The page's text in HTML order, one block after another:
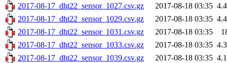
2017-08-17_dht22_sensor_1027.csv.gz
2017-08-18 03:35
2017-08-17_dht22_sensor_1029.csv.gz
2017-08-18 03:35
2017-08-17_dht22_sensor_1031.csv.gz
2017-08-18 03:35
2017-08-17_dht22_sensor_1033.csv.gz
2017-08-18 03:35
2017-08-17_dht22_sensor_1039.csv.gz
2017-08-18 03:35